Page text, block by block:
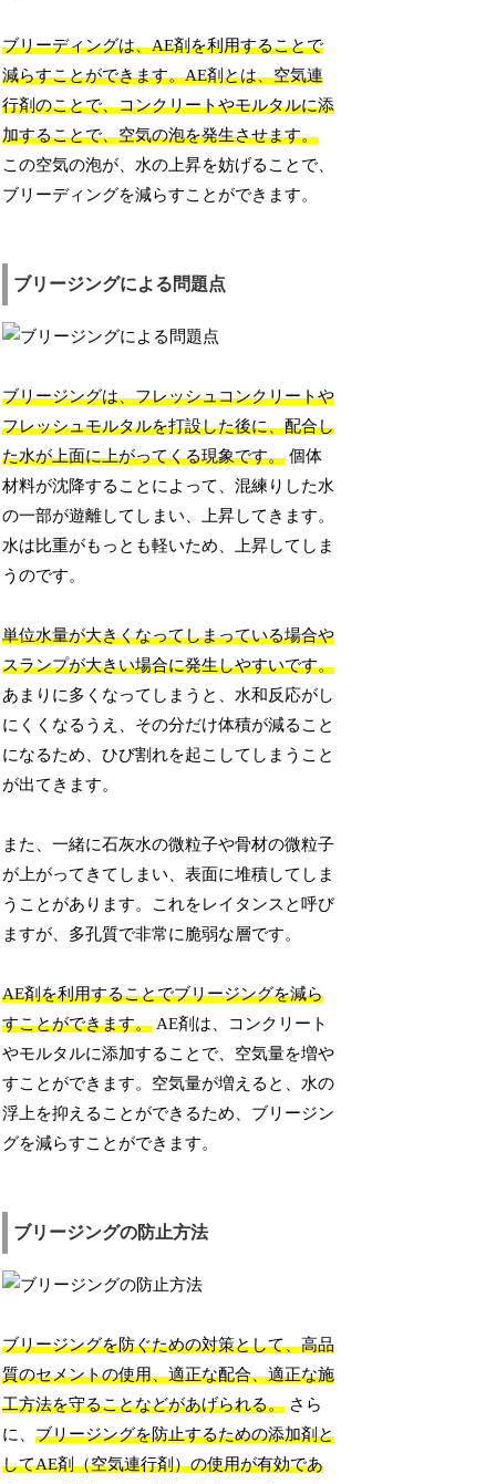
ブリーディングは、AE剤を利用することで
減らすことができます。AE剤とは、空気連
行剤のことで、コンクリートやモルタルに添
加することで、空気の泡を発生させます。
この空気の泡が、水の上昇を妨げることで、
ブリーディングを減らすことができます。
ブリージングによる問題点
ブリージングは、フレッシュコンクリートや
フレッシュモルタルを打設した後に、配合し
た水が上面に上がってくる現象です。 個体
材料が沈降することによって、混練りした水
の一部が遊離してしまい、上昇してきます。
水は比重がもっとも軽いため、上昇してしま
うのです。
単位水量が大きくなってしまっている場合や
スランプが大きい場合に発生しやすいです。
あまりに多くなってしまうと、水和反応がし
にくくなるうえ、その分だけ体積が減ること
になるため、ひび割れを起こしてしまうこと
が出てきます。
また、一緒に石灰水の微粒子や骨材の微粒子
が上がってきてしまい、表面に堆積してしま
うことがあります。これをレイタンスと呼び
ますが、多孔質で非常に脆弱な層です。
AE剤を利用することでブリージングを減ら
すことができます。 AE剤は、コンクリート
やモルタルに添加することで、空気量を増や
すことができます。空気量が増えると、水の
浮上を抑えることができるため、ブリージン
グを減らすことができます。
ブリージングの防止方法
ブリージングを防ぐための対策として、高品
質のセメントの使用、適正な配合、適正な施
工方法を守ることなどがあげられる。 さら
に、ブリージングを防止するための添加剤と
してAE剤（空気連行剤）の使用が有効であ